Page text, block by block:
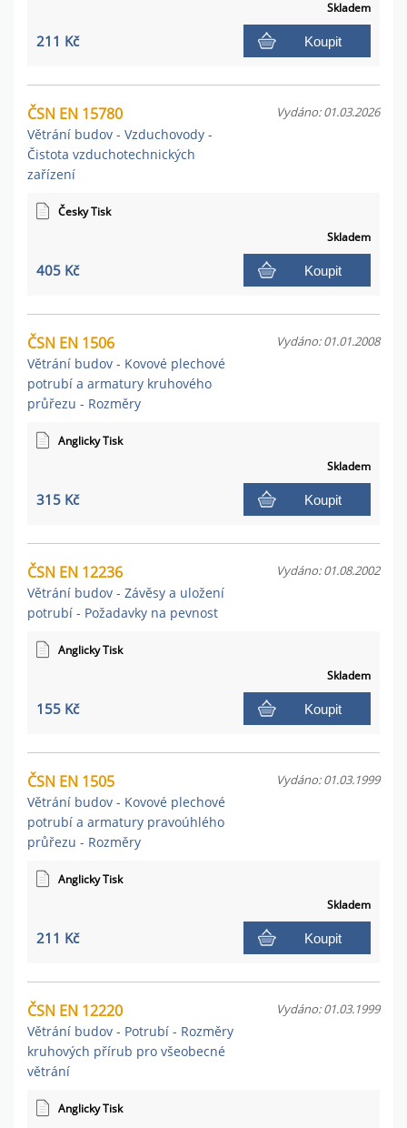
Skladem
211 Kč Koupit
ČSN EN 15780
Větrání budov - Vzduchovody -
Čistota vzduchotechnických
zařízení
Vydáno: 01.03.2026
Česky Tisk
Skladem
405 Kč Koupit
ČSN EN 1506
Větrání budov - Kovové plechové
potrubí a armatury kruhového
průřezu - Rozměry
Vydáno: 01.01.2008
Anglicky Tisk
Skladem
315 Kč Koupit
ČSN EN 12236
Větrání budov - Závěsy a uložení
potrubí - Požadavky na pevnost
Vydáno: 01.08.2002
Anglicky Tisk
Skladem
155 Kč Koupit
ČSN EN 1505
Větrání budov - Kovové plechové
potrubí a armatury pravoúhlého
průřezu - Rozměry
Vydáno: 01.03.1999
Anglicky Tisk
Skladem
211 Kč Koupit
ČSN EN 12220
Větrání budov - Potrubí - Rozměry
kruhových přírub pro všeobecné
větrání
Vydáno: 01.03.1999
Anglicky Tisk